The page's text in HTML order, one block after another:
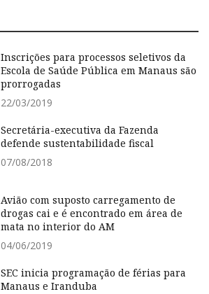
Inscrições para processos seletivos da
Escola de Saúde Pública em Manaus são
prorrogadas
22/03/2019
Secretária-executiva da Fazenda
defende sustentabilidade fiscal
07/08/2018
Avião com suposto carregamento de
drogas cai e é encontrado em área de
mata no interior do AM
04/06/2019
SEC inicia programação de férias para
Manaus e Iranduba